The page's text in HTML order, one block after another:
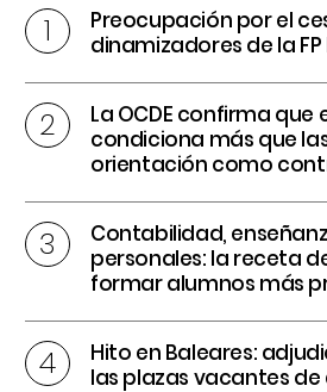
Preocupación por el
dinamizadores de la
La OCDE confirma
condiciona más que
orientación como
Contabilidad,
personales: la receta
formar alumnos más
Hito en Baleares:
las plazas vacantes